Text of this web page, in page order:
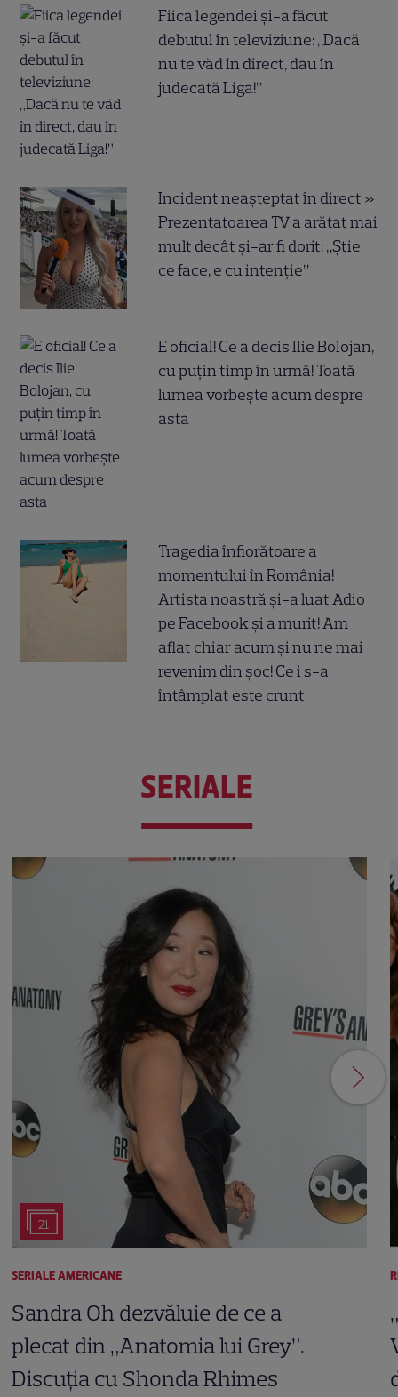
Fiica legendei și-a făcut
debutul în televiziune: „Dacă
nu te văd în direct, dau în
judecată Liga!”
Incident neașteptat în direct »
Prezentatoarea TV a arătat mai
mult decât și-ar fi dorit: „Știe
ce face, e cu intenție”
E oficial! Ce a decis Ilie Bolojan,
cu puțin timp în urmă! Toată
lumea vorbește acum despre
asta
Tragedia înfiorătoare a
momentului în România!
Artista noastră și-a luat Adio
pe Facebook și a murit! Am
aflat chiar acum și nu ne mai
revenim din șoc! Ce i s-a
întâmplat este crunt
SERIALE
21
SERIALE AMERICANE
Sandra Oh dezvăluie de ce a
plecat din „Anatomia lui Grey”.
Discuția cu Shonda Rhimes